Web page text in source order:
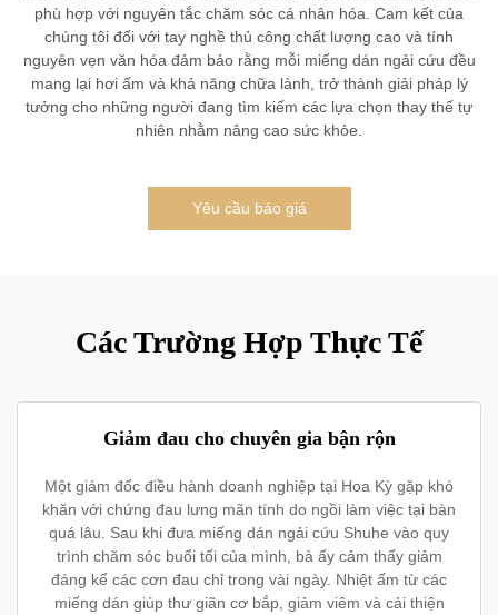
phù hợp với nguyên tắc chăm sóc cá nhân hóa. Cam kết của
chúng tôi đối với tay nghề thủ công chất lượng cao và tính
nguyên vẹn văn hóa đảm bảo rằng mỗi miếng dán ngải cứu đều
mang lại hơi ấm và khả năng chữa lành, trở thành giải pháp lý
tưởng cho những người đang tìm kiếm các lựa chọn thay thế tự
nhiên nhằm nâng cao sức khỏe.
Yêu cầu báo giá
Các Trường Hợp Thực Tế
Giảm đau cho chuyên gia bận rộn
Một giám đốc điều hành doanh nghiệp tại Hoa Kỳ gặp khó
khăn với chứng đau lưng mãn tính do ngồi làm việc tại bàn
quá lâu. Sau khi đưa miếng dán ngải cứu Shuhe vào quy
trình chăm sóc buổi tối của mình, bà ấy cảm thấy giảm
đáng kể các cơn đau chỉ trong vài ngày. Nhiệt ấm từ các
miếng dán giúp thư giãn cơ bắp, giảm viêm và cải thiện